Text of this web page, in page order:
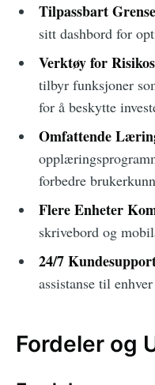
Tilpassbart
sitt dashbord for
Verktøy for
tilbyr funksjoner
for å beskytte
Omfattende
forbedre
Flere Enheter
skrivebord og
24/7
assistanse til
Fordeler og